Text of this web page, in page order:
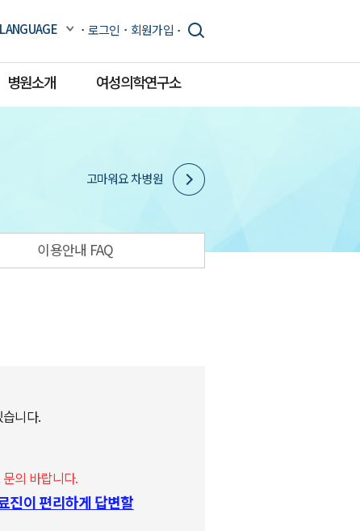
LANGUAGE 로그인 회원가입
병원소개 여성의학연구소
고마워요 차병원
이용안내 FAQ
니다.
의 바랍니다.
이 편리하게 답변할